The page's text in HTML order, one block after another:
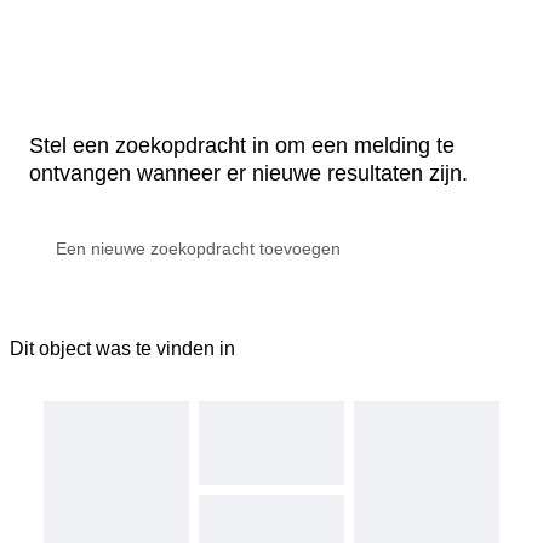
Stel een zoekopdracht in om een melding te
ontvangen wanneer er nieuwe resultaten zijn.
Dit object was te vinden in